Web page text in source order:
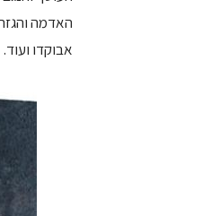
אבוקדו ועוד.